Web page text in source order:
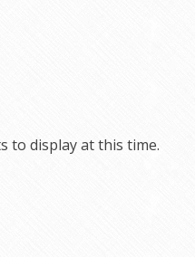
to display at this time.